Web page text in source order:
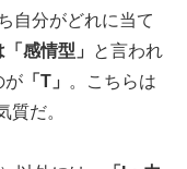
自分がどれに当て
「感情型」
と言われ
が 「T」
。こちらは
質だ。